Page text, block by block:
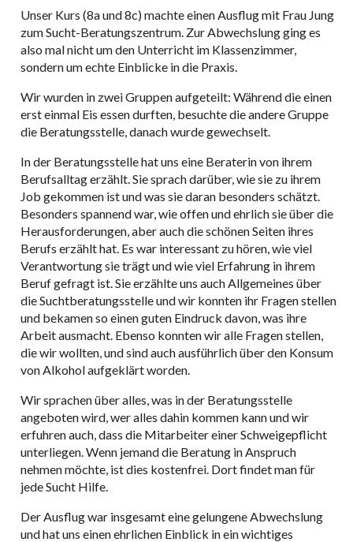
Unser Kurs (8a und 8c) machte einen Ausflug mit Frau Jung
zum Sucht-Beratungszentrum. Zur Abwechslung ging es
also mal nicht um den Unterricht im Klassenzimmer,
sondern um echte Einblicke in die Praxis.
Wir wurden in zwei Gruppen aufgeteilt: Während die einen
erst einmal Eis essen durften, besuchte die andere Gruppe
die Beratungsstelle, danach wurde gewechselt.
In der Beratungsstelle hat uns eine Beraterin von ihrem
Berufsalltag erzählt. Sie sprach darüber, wie sie zu ihrem
Job gekommen ist und was sie daran besonders schätzt.
Besonders spannend war, wie offen und ehrlich sie über die
Herausforderungen, aber auch die schönen Seiten ihres
Berufs erzählt hat. Es war interessant zu hören, wie viel
Verantwortung sie trägt und wie viel Erfahrung in ihrem
Beruf gefragt ist. Sie erzählte uns auch Allgemeines über
die Suchtberatungsstelle und wir konnten ihr Fragen stellen
und bekamen so einen guten Eindruck davon, was ihre
Arbeit ausmacht. Ebenso konnten wir alle Fragen stellen,
die wir wollten, und sind auch ausführlich über den Konsum
von Alkohol aufgeklärt worden.
Wir sprachen über alles, was in der Beratungsstelle
angeboten wird, wer alles dahin kommen kann und wir
erfuhren auch, dass die Mitarbeiter einer Schweigepflicht
unterliegen. Wenn jemand die Beratung in Anspruch
nehmen möchte, ist dies kostenfrei. Dort findet man für
jede Sucht Hilfe.
Der Ausflug war insgesamt eine gelungene Abwechslung
und hat uns einen ehrlichen Einblick in ein wichtiges